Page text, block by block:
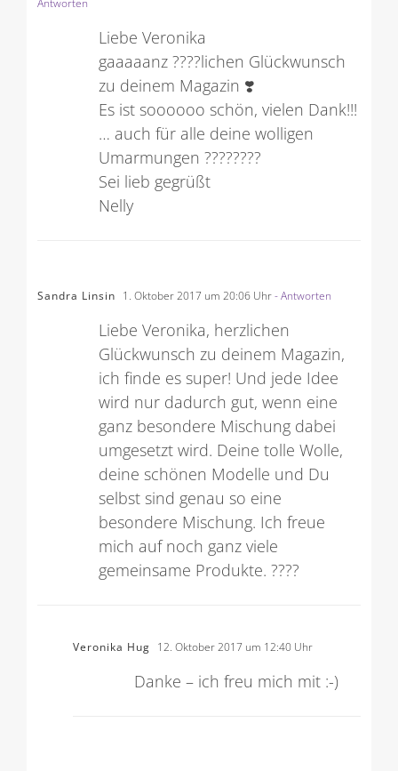
Antworten
Liebe Veronika
gaaaaanz ????lichen Glückwunsch
zu deinem Magazin ❣️
Es ist soooooo schön, vielen Dank!!!
… auch für alle deine wolligen
Umarmungen ????????
Sei lieb gegrüßt
Nelly
Sandra Linsin 1. Oktober 2017 um 20:06 Uhr- Antworten
Liebe Veronika, herzlichen
Glückwunsch zu deinem Magazin,
ich finde es super! Und jede Idee
wird nur dadurch gut, wenn eine
ganz besondere Mischung dabei
umgesetzt wird. Deine tolle Wolle,
deine schönen Modelle und Du
selbst sind genau so eine
besondere Mischung. Ich freue
mich auf noch ganz viele
gemeinsame Produkte. ????
Veronika Hug 12. Oktober 2017 um 12:40 Uhr
Danke – ich freu mich mit :-)